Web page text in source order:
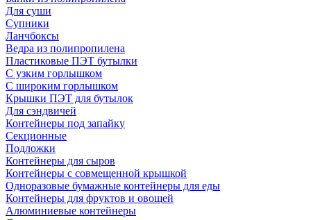
Для суши
Супники
Ланчбоксы
Ведра из полипропилена
Пластиковые ПЭТ бутылки
С узким горлышком
С широким горлышком
Крышки ПЭТ для бутылок
Для сэндвичей
Контейнеры под запайку
Секционные
Подложки
Контейнеры для сыров
Контейнеры с совмещенной крышкой
Одноразовые бумажные контейнеры для еды
Контейнеры для фруктов и овощей
Алюминиевые контейнеры